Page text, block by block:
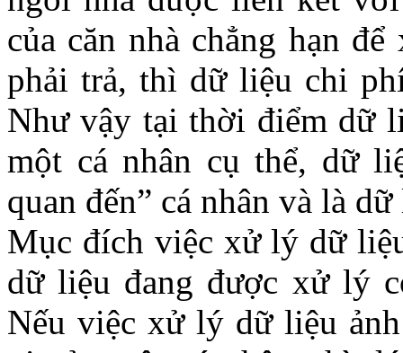
của căn nhà chẳng hạn
phải trả, thì dữ liệu chi
Như vậy tại thời điểm dữ
một cá nhân cụ thể, dữ
quan đến” cá nhân và là
Mục đích việc xử lý dữ
dữ liệu đang được xử lý
Nếu việc xử lý dữ liệu